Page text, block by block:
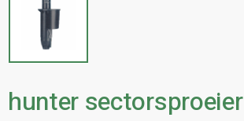
hunter sectorsproeier